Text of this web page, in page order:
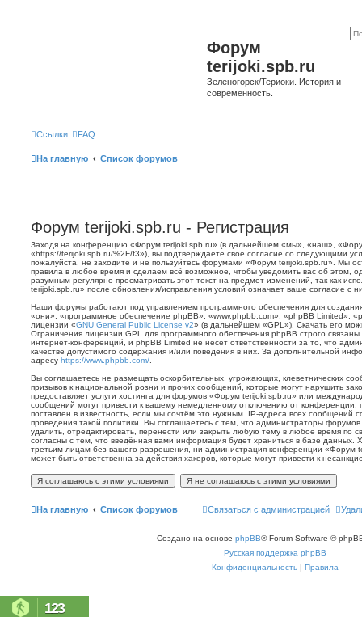
Форум
terijoki.spb.ru
Зеленогорск/Териоки. История и
современность.
Ссылки FAQ
На главную Список форумов
Форум terijoki.spb.ru - Регистрация
Заходя на конференцию «Форум terijoki.spb.ru» (в дальнейшем «мы», «наш»,
«https://terijoki.spb.ru/%2F/f3»), вы подтверждаете своё согласие со следующими
пожалуйста, не заходите и не пользуйтесь форумами «Форум terijoki.spb.ru». Мы
правила в любое время и сделаем всё возможное, чтобы уведомить вас об этом,
разумным регулярно просматривать этот текст на предмет изменений, так как
terijoki.spb.ru» после обновления/исправления условий означает ваше согласие с
Наши форумы работают под управлением программного обеспечения для
«они», «программное обеспечение phpBB», «www.phpbb.com», «phpBB Limited»,
лицензии «GNU General Public License v2» (в дальнейшем «GPL»). Скачать его
Ограничения лицензии GPL для программного обеспечения phpBB строго
интернет-конференций, и phpBB Limited не несёт ответственности за то, что
качестве допустимого содержания и/или поведения в них. За дополнительной
адресу https://www.phpbb.com/
Вы соглашаетесь не размещать оскорбительных, угрожающих, клеветнических
призывов к национальной розни и прочих сообщений, которые могут нарушить
предоставляет услуги хостинга для форумов «Форум terijoki.spb.ru» или
сообщений могут привести к вашему немедленному отключению от конференции,
поставлен в известность, если мы сочтём это нужным. IP-адреса всех сообщений
проведения такой политики. Вы соглашаетесь с тем, что администраторы
удалить, отредактировать, перенести или закрыть любую тему в любое время по
согласны с тем, что введённая вами информация будет храниться в базе данных.
третьим лицам без вашего разрешения, ни администрация конференции «Форум
может быть ответственна за действия хакеров, которые могут привести к
На главную Список форумов Связаться с администрацией
Создано на основе phpBB® Forum Software ©
Русская поддержка phpBB
Конфиденциальность | Правила
123